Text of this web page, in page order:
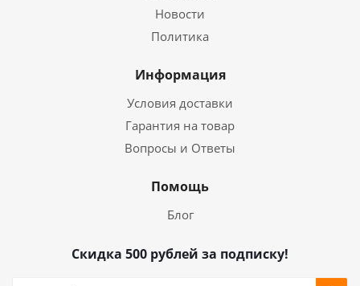
Новости
Политика
Информация
Условия доставки
Гарантия на товар
Вопросы и Ответы
Помощь
Блог
Скидка 500 рублей за подписку!